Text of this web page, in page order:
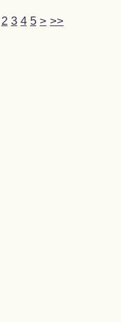
2 3 4 5 > >>